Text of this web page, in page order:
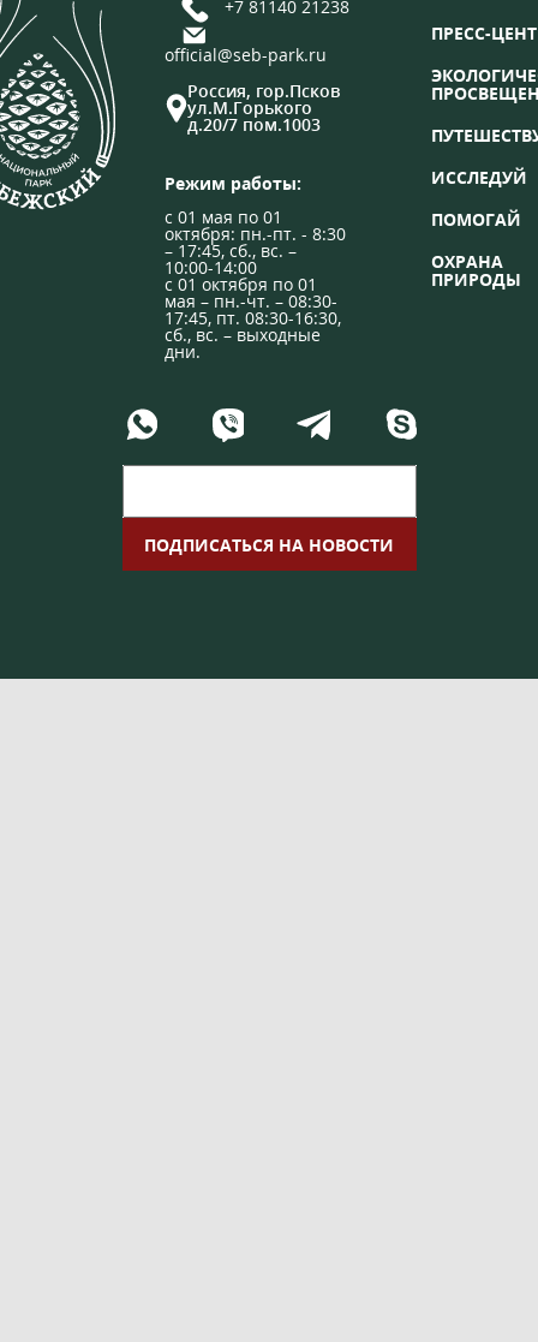
+7 81140 21238
official@seb-park.ru
Россия, гор.Псков
ул.М.Горького
д.20/7 пом.1003
Режим работы:
с 01 мая по 01
октября: пн.-пт. - 8:30
– 17:45, сб., вс. –
10:00-14:00
с 01 октября по 01
мая – пн.-чт. – 08:30-
17:45, пт. 08:30-16:30,
сб., вс. – выходные
дни.
ПРЕСС-
ИССЛЕДУЙ
ПОМОГАЙ
ОХРАНА
ПРИРОДЫ